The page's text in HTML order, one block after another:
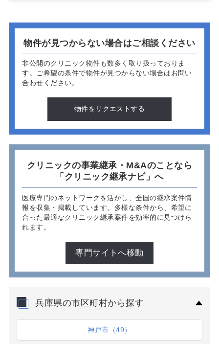
物件が見つからない場合はご相談ください
非公開のクリニック物件も数多く取り扱っておりま
す。 ご希望の条件で物件が見つからない場合はお問い
合わせください。
物件をリクエストする
クリニックの事業継承・M&Aのことなら
「クリニック継承ナビ」へ
医療専門のネットワークを活かし、全国の継承案件情
報を収集・掲載しています。多様な条件から、希望に
合った最適なクリニック継承案件を効率的に見つけら
れます。
専門サイトへ移動
兵庫県の市区町村から探す
神戸市（49）